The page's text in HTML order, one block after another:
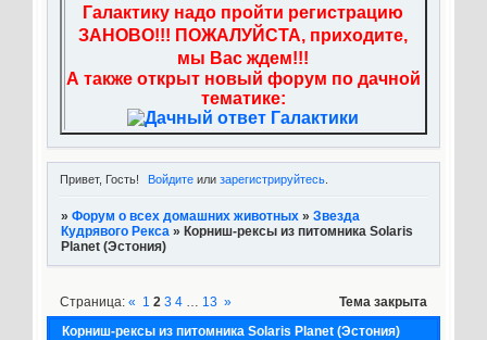
Галактику надо пройти регистрацию
ЗАНОВО!!! ПОЖАЛУЙСТА, приходите,
мы Вас ждем!!!
А также открыт новый форум по дачной
тематике:
Привет, Гость! Войдите илизарегистрируйтесь
» Форум о всех домашних животных » Звезда
Кудрявого Рекса » Корниш-рексы из питомника Solaris
Planet (Эстония)
Корниш-рексы из питомника Solaris Planet (Эстония)
Страница: « 1 2 3 4 … 13 » Тема закрыта